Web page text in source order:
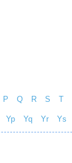
P Q R S T
Yp Yq Yr Ys